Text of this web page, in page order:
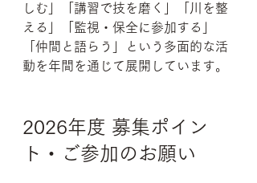
しむ」「講習で技を磨く」「川を整
える」「監視・保全に参加する」
「仲間と語らう」という多面的な活
動を年間を通じて展開しています。
2026年度 募集ポイン
ト・ご参加のお願い